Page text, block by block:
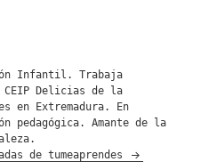
Infantil. Trabaja
CEIP Delicias de la
en Extremadura. En
pedagógica. Amante de la
de tumeaprendes